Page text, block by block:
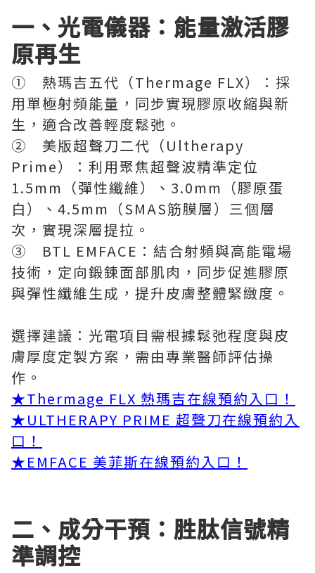
一、光電儀器：能量激活膠
原再生
① 熱瑪吉五代（Thermage FLX）：採
用單極射頻能量，同步實現膠原收縮與新
生，適合改善輕度鬆弛。
② 美版超聲刀二代（Ultherapy
Prime）：利用聚焦超聲波精準定位
1.5mm（彈性纖維）、3.0mm（膠原蛋
白）、4.5mm（SMAS筋膜層）三個層
次，實現深層提拉。
③ BTL EMFACE：結合射頻與高能電場
技術，定向鍛鍊面部肌肉，同步促進膠原
與彈性纖維生成，提升皮膚整體緊緻度。
選擇建議：光電項目需根據鬆弛程度與皮
膚厚度定製方案，需由專業醫師評估操
作。
★Thermage FLX 熱瑪吉在線預約入口！
★ULTHERAPY PRIME 超聲刀在線預約入
口！
★EMFACE 美菲斯在線預約入口！
二、成分干預：胜肽信號精
準調控